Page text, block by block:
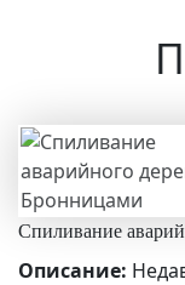
Спиливание
Описание: